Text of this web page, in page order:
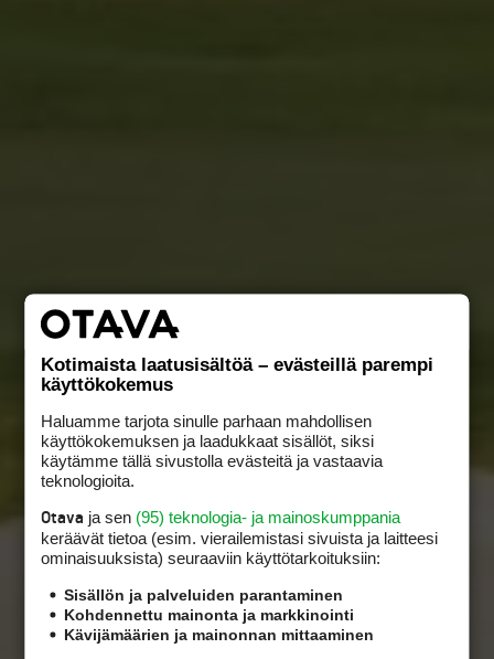
Kotimaista laatusisältöä – evästeillä parempi
käyttökokemus
Haluamme tarjota sinulle parhaan mahdollisen
käyttökokemuksen ja laadukkaat sisällöt, siksi
käytämme tällä sivustolla evästeitä ja vastaavia
teknologioita.
Otava ja sen (95) teknologia- ja mainoskumppania
keräävät tietoa (esim. vierailemis­tasi sivuista ja laitteesi
ominaisuuk­sista) seuraaviin käyttötarkoituksiin:
Sisällön ja palveluiden parantaminen
Kohdennettu mainonta ja markkinointi
Kävijämäärien ja mainonnan mittaaminen